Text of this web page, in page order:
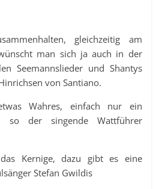
gleichzeitig am
man sich ja auch in der
Seemannslieder und Shantys
von Santiano.
Wahres, einfach nur ein
so der singende Wattführer
das Kernige, dazu gibt es eine
Stefan Gwildis